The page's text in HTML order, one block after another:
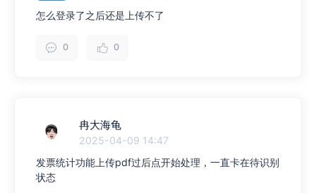
怎么登录了之后还是上传不了
0 0
冉大海龟
2025-04-09 14:47
发票统计功能上传pdf过后点开始处理，一直卡在待识别
状态